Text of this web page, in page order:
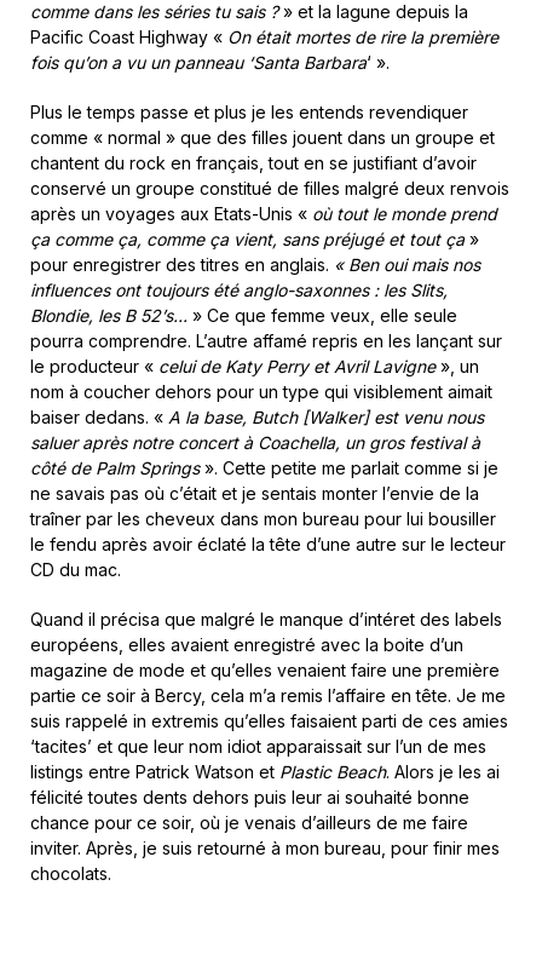
comme dans les séries tu sais ?» et la lagune depuis la
Pacific Coast Highway « On était mortes de rire la première
fois qu’on a vu un panneau ‘Santa Barbara‘ ».
Plus le temps passe et plus je les entends revendiquer
comme « normal » que des filles jouent dans un groupe et
chantent du rock en français, tout en se justifiant d’avoir
conservé un groupe constitué de filles malgré deux renvois
après un voyages aux Etats-Unis « où tout le monde prend
ça comme ça, comme ça vient, sans préjugé et tout ça»
pour enregistrer des titres en anglais. « Ben oui mais nos
influences ont toujours été anglo-saxonnes : les Slits,
Blondie, les B 52’s... » Ce que femme veux, elle seule
pourra comprendre. L’autre affamé repris en les lançant sur
le producteur « celui de Katy Perry et Avril Lavigne», un
nom à coucher dehors pour un type qui visiblement aimait
baiser dedans. « A la base, Butch [Walker] est venu nous
saluer après notre concert à Coachella, un gros festival à
côté de Palm Springs». Cette petite me parlait comme si je
ne savais pas où c’était et je sentais monter l’envie de la
traîner par les cheveux dans mon bureau pour lui bousiller
le fendu après avoir éclaté la tête d’une autre sur le lecteur
CD du mac.
Quand il précisa que malgré le manque d’intéret des labels
européens, elles avaient enregistré avec la boite d’un
magazine de mode et qu’elles venaient faire une première
partie ce soir à Bercy, cela m’a remis l’affaire en tête. Je me
suis rappelé in extremis qu’elles faisaient parti de ces amies
‘tacites’ et que leur nom idiot apparaissait sur l’un de mes
listings entre Patrick Watson et Plastic Beach. Alors je les ai
félicité toutes dents dehors puis leur ai souhaité bonne
chance pour ce soir, où je venais d’ailleurs de me faire
inviter. Après, je suis retourné à mon bureau, pour finir mes
chocolats.